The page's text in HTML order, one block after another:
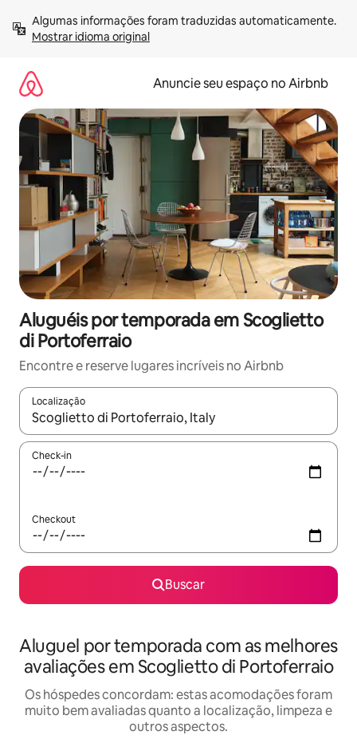
para
Mostrar idioma original
Anuncie seu espaço no Airbnb
Aluguéis por temporada em Scoglietto
di Portoferraio
Encontre e reserve lugares incríveis no Airbnb
Localização
Quando os resultados estiverem disponíveis, explore-os
Check-in
Checkout
Buscar
Aluguel por temporada com as melhores
avaliações em Scoglietto di Portoferraio
Os hóspedes concordam: estas acomodações foram
muito bem avaliadas quanto a localização, limpeza e
outros aspectos.